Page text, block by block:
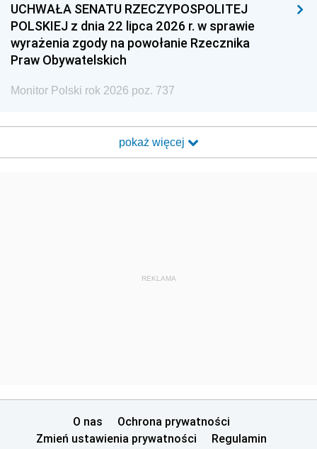
UCHWAŁA SENATU RZECZYPOSPOLITEJ
POLSKIEJ z dnia 22 lipca 2026 r. w sprawie
wyrażenia zgody na powołanie Rzecznika
Praw Obywatelskich
Monitor Polski rok 2026 poz. 737
pokaż więcej
REKLAMA
O nas
Ochrona prywatności
Zmień ustawienia prywatności
Regulamin